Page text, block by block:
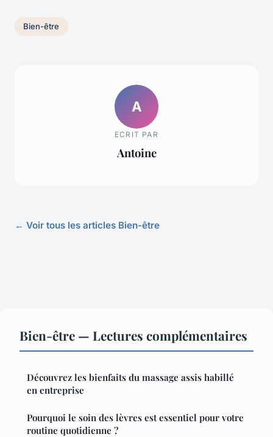
Bien-être
A
ECRIT PAR
Antoine
← Voir tous les articles Bien-être
Bien-être — Lectures complémentaires
Découvrez les bienfaits du massage assis habillé
en entreprise
Pourquoi le soin des lèvres est essentiel pour votre
routine quotidienne ?